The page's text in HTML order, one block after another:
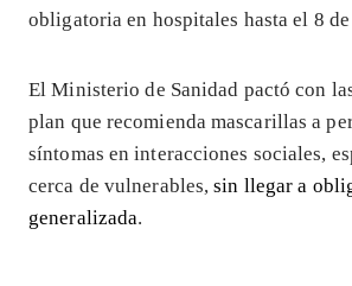
obligatoria en hospitales hasta el 8
El Ministerio de Sanidad pactó con
plan que recomienda mascarillas a
síntomas en interacciones sociales,
cerca de vulnerables,sin llegar a
generalizada.